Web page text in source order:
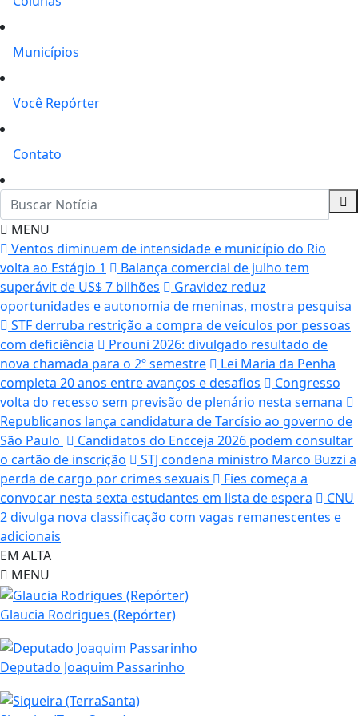
Municípios
Você Repórter
Contato
MENU
Ventos diminuem de intensidade e município do Rio
volta ao Estágio 1
Balança comercial de julho tem
superávit de US$ 7 bilhões
Gravidez reduz
oportunidades e autonomia de meninas, mostra pesquisa
STF derruba restrição a compra de veículos por pessoas
com deficiência
Prouni 2026: divulgado resultado de
nova chamada para o 2º semestre
Lei Maria da Penha
completa 20 anos entre avanços e desafios
Congresso
volta do recesso sem previsão de plenário nesta semana
Republicanos lança candidatura de Tarcísio ao governo de
São Paulo
Candidatos do Encceja 2026 podem consultar
o cartão de inscrição
STJ condena ministro Marco Buzzi a
perda de cargo por crimes sexuais
Fies começa a
convocar nesta sexta estudantes em lista de espera
CNU
2 divulga nova classificação com vagas remanescentes e
adicionais
EM ALTA
MENU
Glaucia Rodrigues (Repórter)
Deputado Joaquim Passarinho